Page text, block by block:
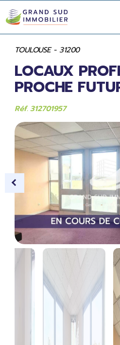
TOULOUSE - 31200
LOCAUX
PROCHE
Réf. 312701957